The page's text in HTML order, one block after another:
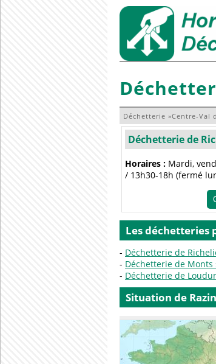
Déchetterie »Centre-Val
Déchetterie de
Horaires : Mardi,
/ 13h30-18h (fermé
Les déchetteries
Déchetterie de
Déchetterie de Monts
Déchetterie de
Situation de